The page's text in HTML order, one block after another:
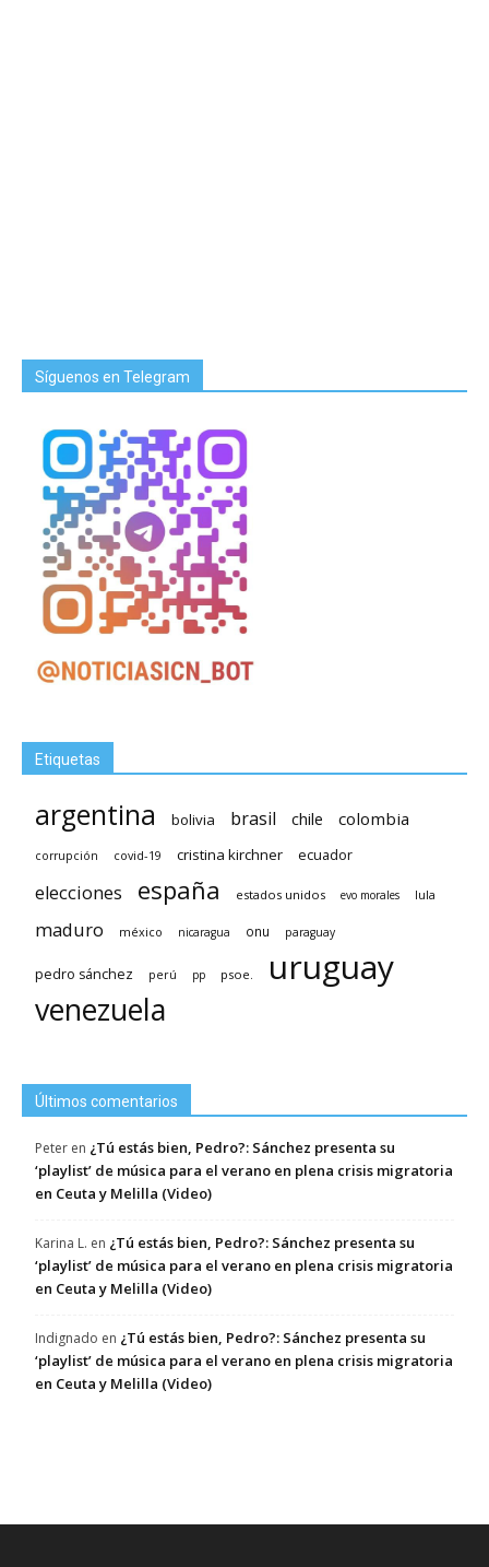
Síguenos en Telegram
Etiquetas
argentina bolivia brasil chile colombia
corrupción covid-19 cristina kirchner ecuador
elecciones españa estados unidos evo morales lula
maduro méxico nicaragua onu paraguay
pedro sánchez perú pp psoe. uruguay
venezuela
Últimos comentarios
Peter en ¿Tú estás bien, Pedro?: Sánchez presenta su
‘playlist’ de música para el verano en plena crisis migratoria
en Ceuta y Melilla (Video)
Karina L. en ¿Tú estás bien, Pedro?: Sánchez presenta su
‘playlist’ de música para el verano en plena crisis migratoria
en Ceuta y Melilla (Video)
Indignado en ¿Tú estás bien, Pedro?: Sánchez presenta su
‘playlist’ de música para el verano en plena crisis migratoria
en Ceuta y Melilla (Video)